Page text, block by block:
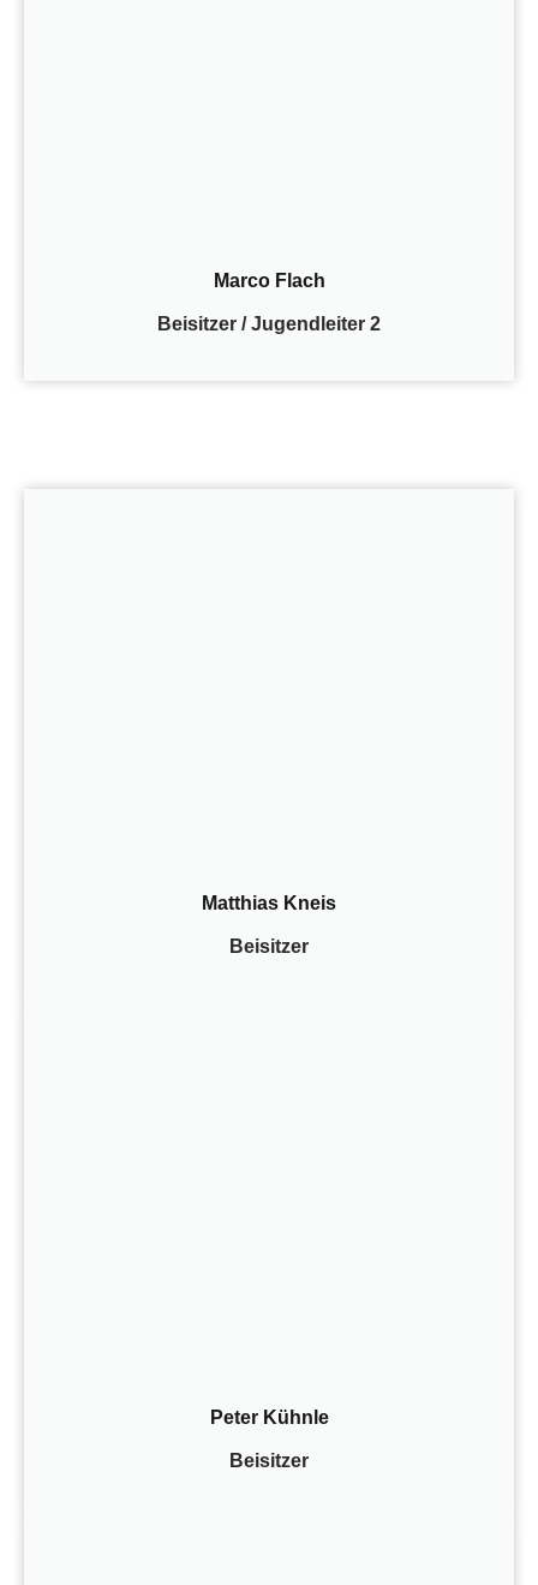
Marco Flach
Beisitzer / Jugendleiter 2
Matthias Kneis
Beisitzer
Peter Kühnle
Beisitzer